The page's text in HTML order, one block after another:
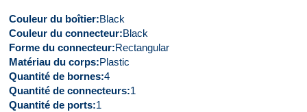
Couleur du boîtier Black
Couleur du connecteur Black
Forme du connecteur Rectangular
Matériau du corps Plastic
Quantité de bornes 4
Quantité de connecteurs 1
Quantité de ports 1